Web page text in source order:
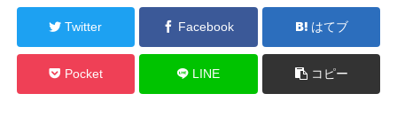
Twitter Facebook はてブ
Pocket LINE コピー